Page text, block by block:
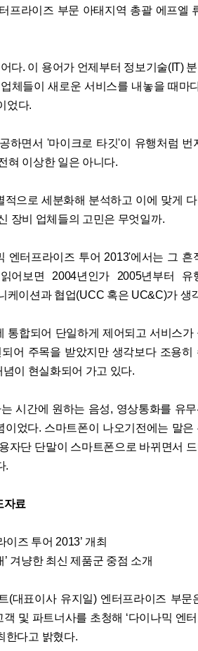
프라이즈 부문 아태지역 총괄 에프엘
다. 이 용어가 언제부터 정보기술(IT)
체들이 새로운 서비스를 내놓을 때마
었다.
하면서 '마이크로 타깃'이 유행처럼 번
혀 이상한 일은 아니다.
으로 세분화해 분석하고 이에 맞게
장비 업체들의 고민은 무엇일까.
엔터프라이즈 투어 2013'에서는 그 흔
어보면 2004년인가 2005년부터 유
케이션과 협업(UCC 혹은 UC&C)가 생
통합되어 단일하게 제어되고 서비스가
어 주목을 받았지만 생각보다 조용히
이 현실화되어 가고 있다.
시간에 원하는 음성, 영상통화를 유
었다. 스마트폰이 나오기전에는 말은
자단 단말이 스마트폰으로 바뀌면서
.
자료
즈 투어 2013’ 개최
겨냥한 최신 제품군 중점 소개
(대표이사 유지일) 엔터프라이즈 부문
및 파트너사를 초청해 ‘다이나믹 엔
한다고 밝혔다.